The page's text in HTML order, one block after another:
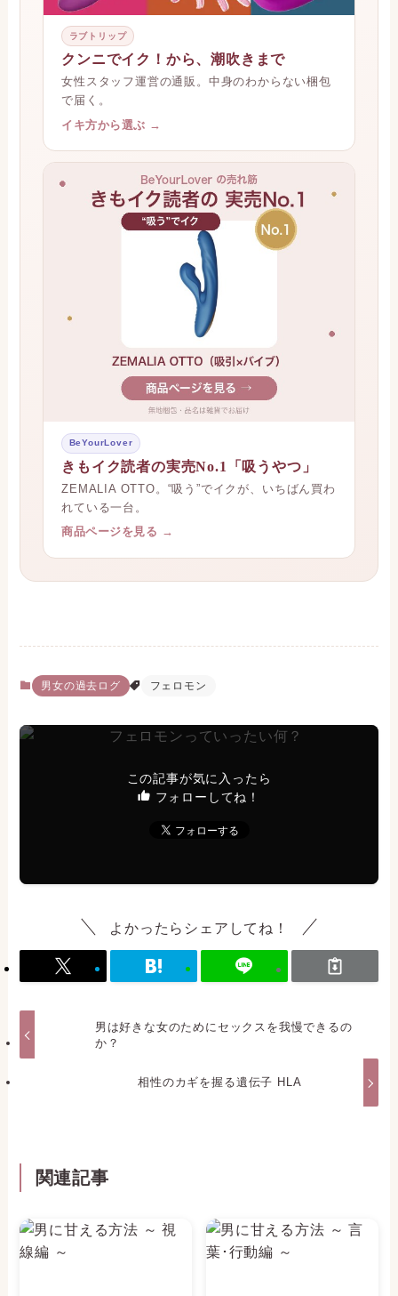
ラブトリップ
クンニでイク！から、潮吹きまで
女性スタッフ運営の通販。中身のわからない梱包
で届く。
イキ方から選ぶ →
BeYourLover
きもイク読者の実売No.1「吸うやつ」
ZEMALIA OTTO。“吸う”でイクが、いちばん買わ
れている一台。
商品ページを見る →
男女の過去ログ フェロモン
この記事が気に入ったら
フォローしてね！
よかったらシェアしてね！
男は好きな女のためにセックスを我慢できるの
か？
相性のカギを握る遺伝子 HLA
関連記事